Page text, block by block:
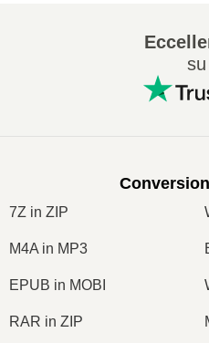
7Z in ZIP
M4A in MP3
EPUB in MOBI
RAR in ZIP